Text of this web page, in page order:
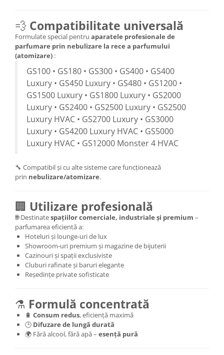
💨 Compatibilitate universală
Formulate special pentru aparatele profesionale de
parfumare prin nebulizare la rece a parfumului
(atomizare) :
GS100 • GS180 • GS300 • GS400 • GS400
Luxury • GS450 Luxury • GS480 • GS1200 •
GS1500 Luxury • GS1800 Luxury • GS2000
Luxury • GS2400 • GS2500 Luxury • GS2500
Luxury HVAC • GS2700 Luxury • GS3000
Luxury • GS4200 Luxury HVAC • GS5000
Luxury HVAC • GS12000 Monster 4 HVAC
🔧 Compatibil și cu alte sisteme care funcționează
prin nebulizare/atomizare.
🏢 Utilizare profesională
🌐 Destinatespațiilor comerciale, industriale și premium –
parfumarea eficientă a:
Hoteluri și lounge-uri de lux
Showroom-uri premium și magazine de bijuterii
Cazinouri și spații exclusiviste
Cluburi rafinate și baruri elegante
Reședințe private sofisticate
⚗️ Formulă concentrată
🔋 Consum redus, eficiență maximă
🕒 Difuzare de lungă durată
🌍 Fără alcool, fără apă – esență pură